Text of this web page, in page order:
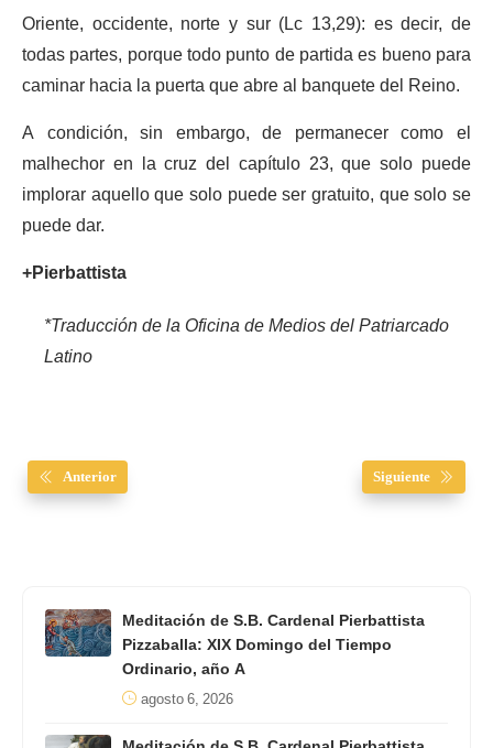
Oriente, occidente, norte y sur (Lc 13,29): es decir, de
todas partes, porque todo punto de partida es bueno para
caminar hacia la puerta que abre al banquete del Reino.
A condición, sin embargo, de permanecer como el
malhechor en la cruz del capítulo 23, que solo puede
implorar aquello que solo puede ser gratuito, que solo se
puede dar.
+Pierbattista
*Traducción de la Oficina de Medios del Patriarcado
Latino
Anterior Siguiente
Meditación de S.B. Cardenal Pierbattista
Pizzaballa: XIX Domingo del Tiempo
Ordinario, año A
agosto 6, 2026